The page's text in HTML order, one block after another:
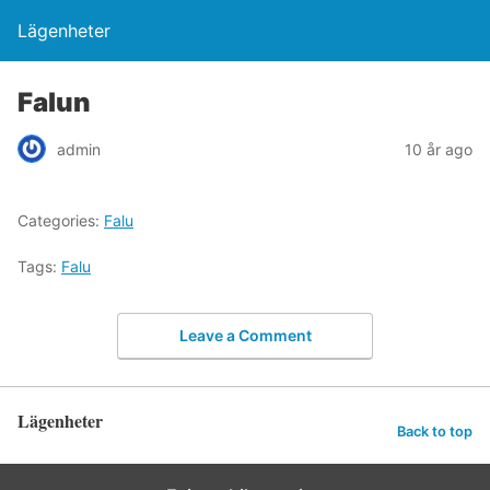
Lägenheter
Falun
admin 10 år ago
Categories: Falu
Tags: Falu
Leave a Comment
Lägenheter Back to top